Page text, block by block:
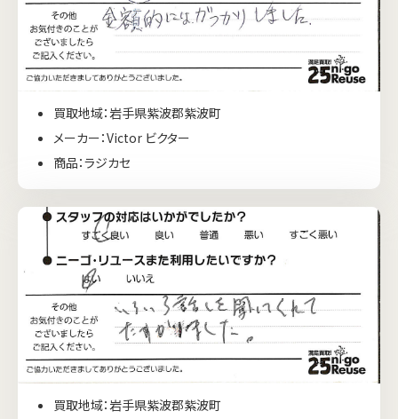
買取地域：岩手県紫波郡紫波町
メーカー：Victor ビクター
商品：ラジカセ
買取地域：岩手県紫波郡紫波町